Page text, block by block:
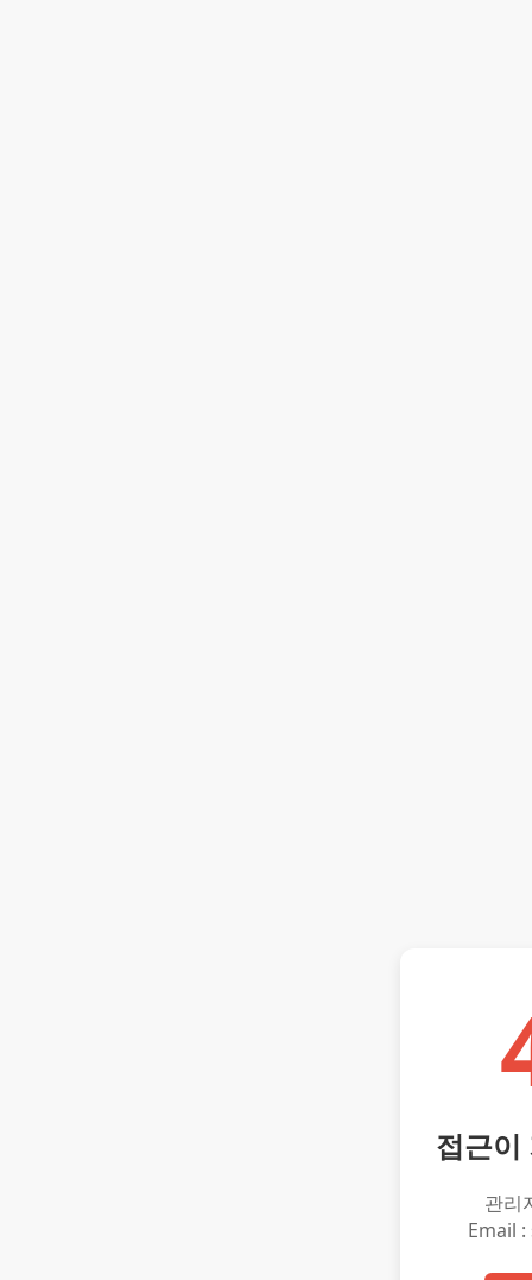
접근이
관리
Email